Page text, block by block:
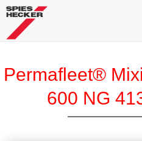
Permafleet®
600 NG